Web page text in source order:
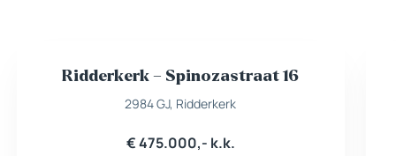
Nieuw Beschikbaar
Ridderkerk – Spinozastraat 16
2984 GJ, Ridderkerk
€ 475.000,- k.k.